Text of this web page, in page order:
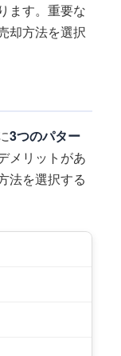
ます。重要な
却方法を選択
3つのパター
メリットがあ
法を選択する